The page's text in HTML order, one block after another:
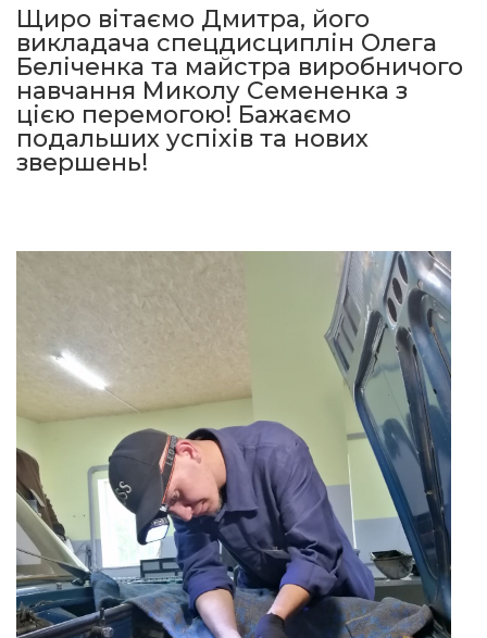
Щиро вітаємо Дмитра, його
викладача спецдисциплін Олега
Беліченка та майстра виробничого
навчання Миколу Семененка з
цією перемогою! Бажаємо
подальших успіхів та нових
звершень!